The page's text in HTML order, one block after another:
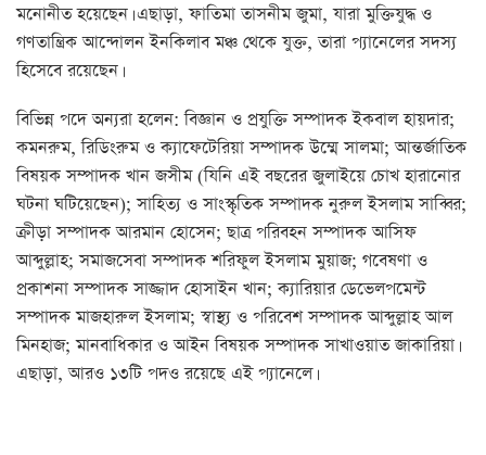
মনোনীত হয়েছেন। এছাড়া, ফাতিমা তাসনীম জুমা, যারা মুক্তিযুদ্ধ ও
গণতান্ত্রিক আন্দোলন ইনকিলাব মঞ্চ থেকে যুক্ত, তারা প্যানেলের সদস্য
হিসেবে রয়েছেন।
বিভিন্ন পদে অন্যরা হলেন: বিজ্ঞান ও প্রযুক্তি সম্পাদক ইকবাল হায়দার;
কমনরুম, রিডিংরুম ও ক্যাফেটেরিয়া সম্পাদক উম্মে সালমা; আন্তর্জাতিক
বিষয়ক সম্পাদক খান জসীম (যিনি এই বছরের জুলাইয়ে চোখ হারানোর
ঘটনা ঘটিয়েছেন); সাহিত্য ও সাংস্কৃতিক সম্পাদক নুরুল ইসলাম সাব্বির;
ক্রীড়া সম্পাদক আরমান হোসেন; ছাত্র পরিবহন সম্পাদক আসিফ
আব্দুল্লাহ; সমাজসেবা সম্পাদক শরিফুল ইসলাম মুয়াজ; গবেষণা ও
প্রকাশনা সম্পাদক সাজ্জাদ হোসাইন খান; ক্যারিয়ার ডেভেলপমেন্ট
সম্পাদক মাজহারুল ইসলাম; স্বাস্থ্য ও পরিবেশ সম্পাদক আব্দুল্লাহ আল
মিনহাজ; মানবাধিকার ও আইন বিষয়ক সম্পাদক সাখাওয়াত জাকারিয়া।
এছাড়া, আরও ১৩টি পদও রয়েছে এই প্যানেলে।